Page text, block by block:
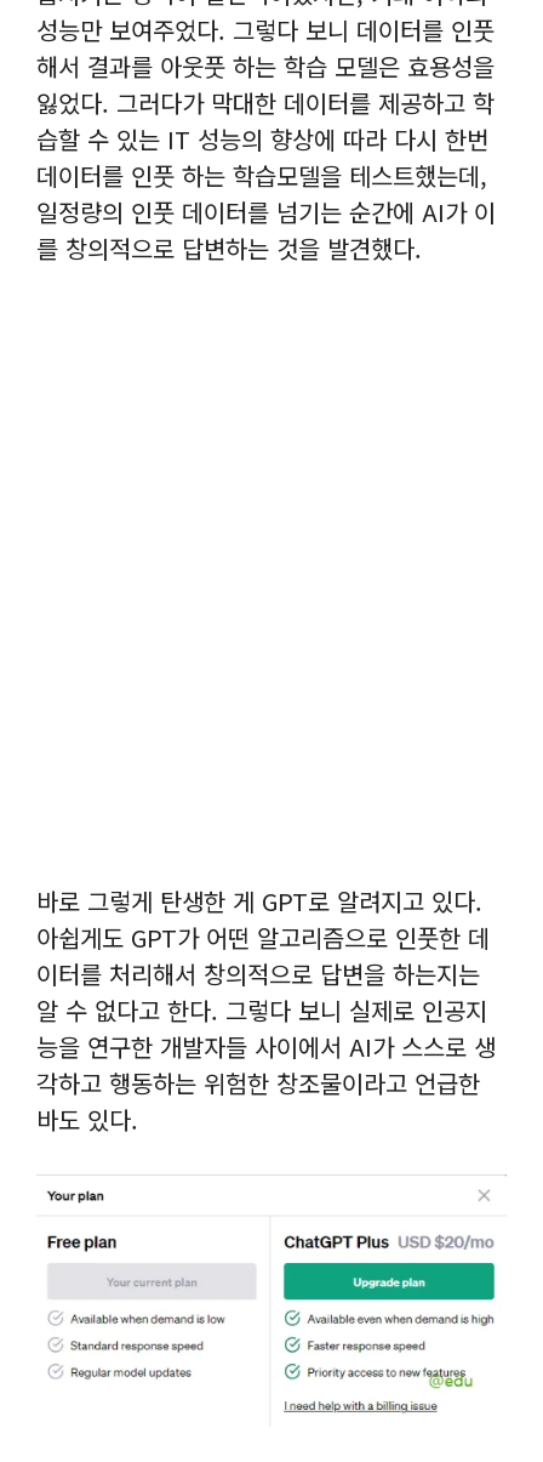
성능만 보여주었다. 그렇다 보니 데이터를 인풋
해서 결과를 아웃풋 하는 학습 모델은 효용성을
잃었다. 그러다가 막대한 데이터를 제공하고 학
습할 수 있는 IT 성능의 향상에 따라 다시 한번
데이터를 인풋 하는 학습모델을 테스트했는데,
일정량의 인풋 데이터를 넘기는 순간에 AI가 이
를 창의적으로 답변하는 것을 발견했다.
바로 그렇게 탄생한 게 GPT로 알려지고 있다.
아쉽게도 GPT가 어떤 알고리즘으로 인풋한 데
이터를 처리해서 창의적으로 답변을 하는지는
알 수 없다고 한다. 그렇다 보니 실제로 인공지
능을 연구한 개발자들 사이에서 AI가 스스로 생
각하고 행동하는 위험한 창조물이라고 언급한
바도 있다.